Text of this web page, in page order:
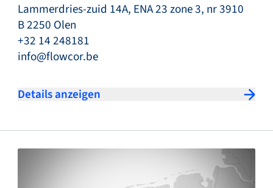
Lammerdries-zuid 14A, ENA 23 zone 3, nr 3910
B 2250 Olen
+32 14 248181
info@flowcor.be
Details anzeigen